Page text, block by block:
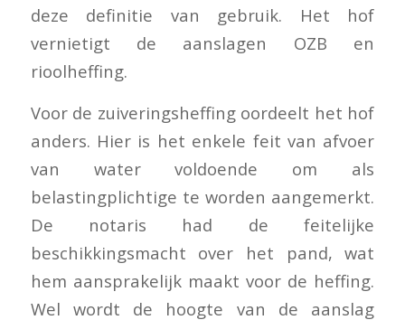
deze definitie van gebruik. Het hof
vernietigt de aanslagen OZB en
rioolheffing.
Voor de zuiveringsheffing oordeelt het hof
anders. Hier is het enkele feit van afvoer
van water voldoende om als
belastingplichtige te worden aangemerkt.
De notaris had de feitelijke
beschikkingsmacht over het pand, wat
hem aansprakelijk maakt voor de heffing.
Wel wordt de hoogte van de aanslag